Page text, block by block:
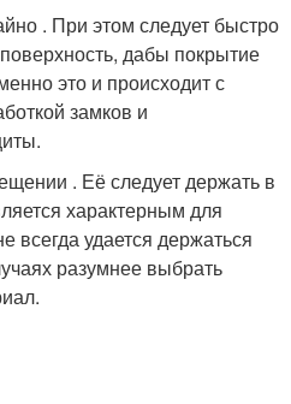
. При этом следует быстро
дабы покрытие
это и происходит с
замков и
. Её следует держать в
характерным для
всегда удается держаться
разумнее выбрать